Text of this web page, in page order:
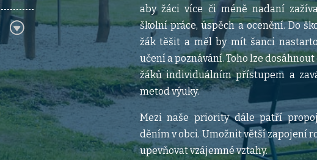
aby žáci více či méně nadaní
školní práce, úspěch a ocenění. Do
žák těšit a měl by mít šanci
učení a poznávání. Toho lze
žáků individuálním přístupem a
metod výuky.
Mezi naše priority dále patří
děním v obci. Umožnit větší zapojení
upevňovat vzájemné vztahy.